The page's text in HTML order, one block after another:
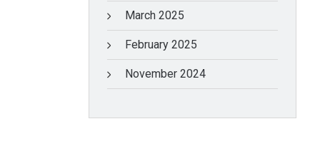
March 2025
February 2025
November 2024